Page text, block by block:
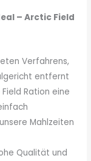
– Arctic Field
Verfahrens,
entfernt
Ration eine
Mahlzeiten
Qualität und